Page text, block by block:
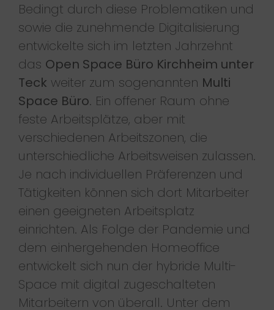
Bedingt durch diese Problematiken und
sowie die zunehmende Digitalisierung
entwickelte sich im letzten Jahrzehnt
das Open Space Büro Kirchheim unter
Teck weiter zum sogenannten Multi
Space Büro. Ein offener Raum ohne
feste Arbeitsplätze, aber mit
verschiedenen Arbeitszonen, die
unterschiedliche Arbeitsweisen zulassen.
Je nach individuellen Präferenzen und
Tätigkeiten können sich dort Mitarbeiter
einen geeigneten Arbeitsplatz
einrichten. Als Folge der Pandemie und
dem einhergehenden Homeoffice
entwickelt sich nun der hybride Multi-
Space mit digital zugeschalteten
Mitarbeitern von überall. Unter dem